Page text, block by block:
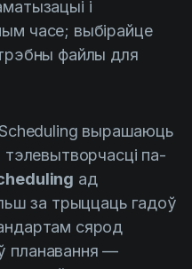
і
часе; выбірайце
файлы для
вырашаюць
тэлевытворчасці па-
ад
за трыццаць гадоў
сярод
планавання —